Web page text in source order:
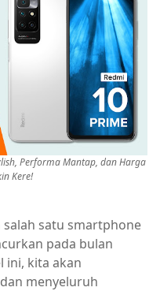
Performa Mantap, dan Harga
Kere!
salah satu smartphone
pada bulan
ini, kita akan
menyeluruh